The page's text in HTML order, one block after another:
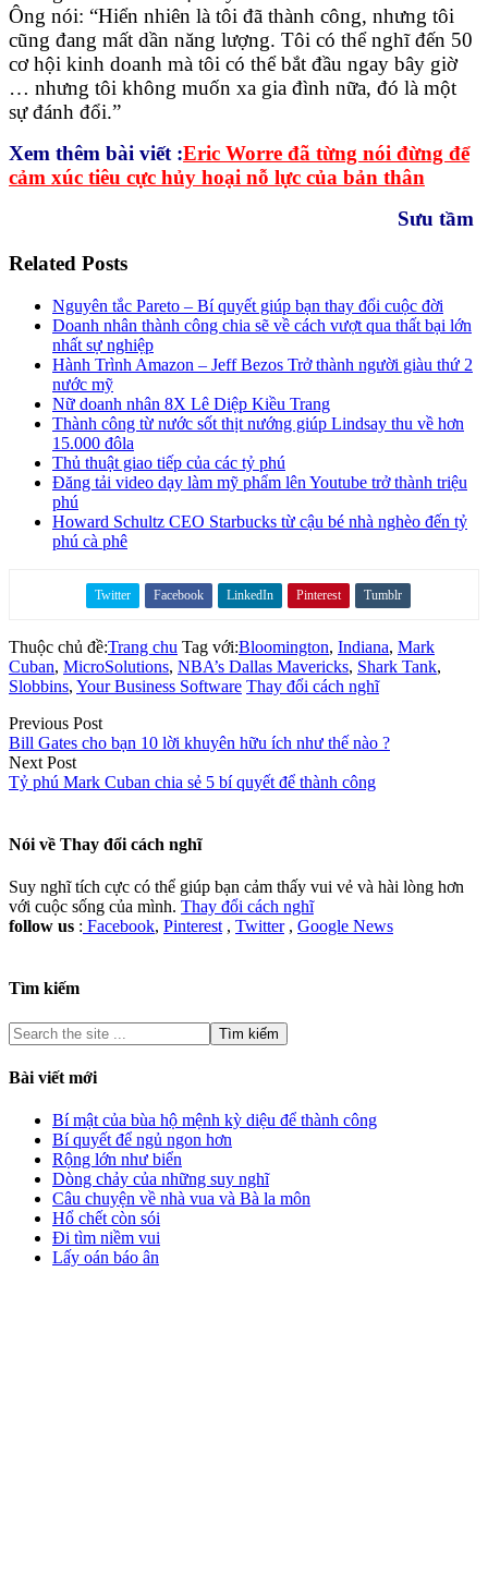
Ông nói: “Hiển nhiên là tôi đã thành công, nhưng tôi
cũng đang mất dần năng lượng. Tôi có thể nghĩ đến 50
cơ hội kinh doanh mà tôi có thể bắt đầu ngay bây giờ
… nhưng tôi không muốn xa gia đình nữa, đó là một
sự đánh đổi.”
Xem thêm bài viết :Eric Worre đã từng nói đừng để
cảm xúc tiêu cực hủy hoại nỗ lực của bản thân
Sưu tầm
Related Posts
Nguyên tắc Pareto – Bí quyết giúp bạn thay đổi cuộc đời
Doanh nhân thành công chia sẽ về cách vượt qua thất bại lớn
nhất sự nghiệp
Hành Trình Amazon – Jeff Bezos Trở thành người giàu thứ 2
nước mỹ
Nữ doanh nhân 8X Lê Diệp Kiều Trang
Thành công từ nước sốt thịt nướng giúp Lindsay thu về hơn
15.000 đôla
Thủ thuật giao tiếp của các tỷ phú
Đăng tải video dạy làm mỹ phẩm lên Youtube trở thành triệu
phú
Howard Schultz CEO Starbucks từ cậu bé nhà nghèo đến tỷ
phú cà phê
Twitter Facebook LinkedIn Pinterest Tumblr
Thuộc chủ đề:Trang chu Tag với:Bloomington, Indiana, Mark
Cuban, MicroSolutions, NBA’s Dallas Mavericks, Shark Tank,
Slobbins, Your Business Software Thay đổi cách nghĩ
Previous Post
Bill Gates cho bạn 10 lời khuyên hữu ích như thế nào ?
Next Post
Tỷ phú Mark Cuban chia sẻ 5 bí quyết để thành công
Nói về Thay đổi cách nghĩ
Suy nghĩ tích cực có thể giúp bạn cảm thấy vui vẻ và hài lòng hơn
với cuộc sống của mình. Thay đổi cách nghĩ
follow us : Facebook, Pinterest , Twitter, Google News
Tìm kiếm
Bài viết mới
Bí mật của bùa hộ mệnh kỳ diệu để thành công
Bí quyết để ngủ ngon hơn
Rộng lớn như biển
Dòng chảy của những suy nghĩ
Câu chuyện về nhà vua và Bà la môn
Hổ chết còn sói
Đi tìm niềm vui
Lấy oán báo ân